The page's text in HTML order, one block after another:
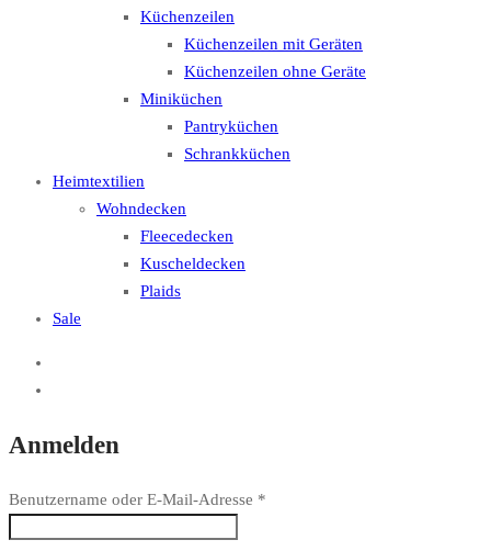
Küchenzeilen
Küchenzeilen mit Geräten
Küchenzeilen ohne Geräte
Miniküchen
Pantryküchen
Schrankküchen
Heimtextilien
Wohndecken
Fleecedecken
Kuscheldecken
Plaids
Sale
Anmelden
Benutzername oder E-Mail-Adresse *